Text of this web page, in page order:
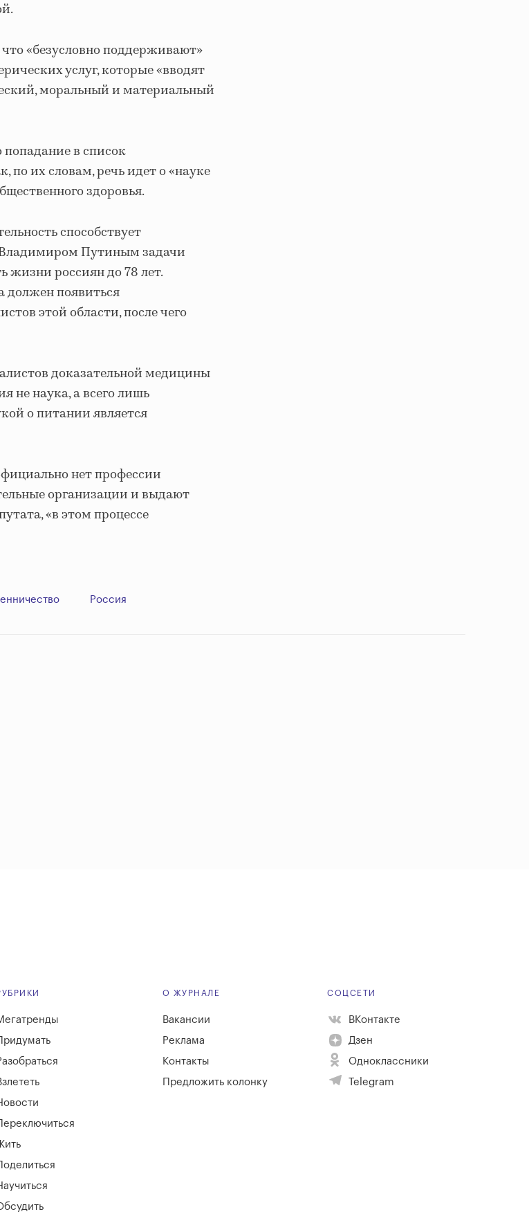
«безусловно поддерживают»
услуг, которые «вводят
моральный и материальный
в список
по их словам, речь идет о «науке
здоровья.
способствует
Путиным задачи
жизни россиян до 78 лет.
должен появиться
этой области, после чего
доказательной медицины
не наука, а всего лишь
о питании является
нет профессии
организации и выдают
«в этом процессе
Россия
Придумать
Переключиться
Поделиться
О ЖУРНАЛЕ
Вакансии
Реклама
Контакты
Предложить колонку
СОЦСЕТИ
ВКонтакте
Дзен
Одноклассники
Telegram